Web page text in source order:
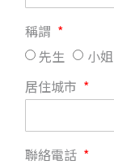
稱謂
先生
小姐
居住城市
聯絡電話